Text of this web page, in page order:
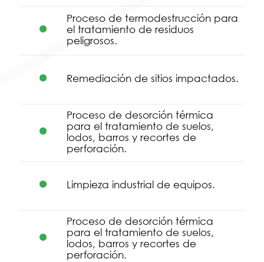
Proceso de termodestrucción para
el tratamiento de residuos
peligrosos.
Remediación de sitios impactados.
Proceso de desorción térmica
para el tratamiento de suelos,
lodos, barros y recortes de
perforación.
Limpieza industrial de equipos.
Proceso de desorción térmica
para el tratamiento de suelos,
lodos, barros y recortes de
perforación.